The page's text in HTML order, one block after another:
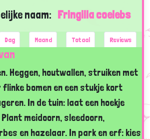
naam: Fringilla coelebs
Dag Maand Totaal Reviews
Heggen, houtwallen, struiken met
bomen en een stukje kort
In de tuin: laat een hoekje
meidoorn, sleedoorn,
en hazelaar. In park en erf: kies